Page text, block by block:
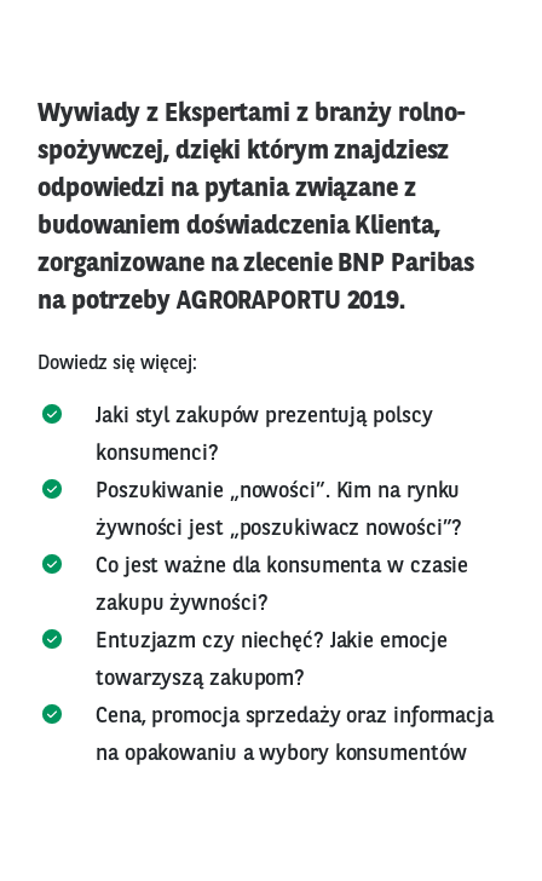
Wywiady z Ekspertami z branży rolno-
spożywczej, dzięki którym znajdziesz
odpowiedzi na pytania związane z
budowaniem doświadczenia Klienta,
zorganizowane na zlecenie BNP Paribas
na potrzeby AGRORAPORTU 2019.
Dowiedz się więcej:
Jaki styl zakupów prezentują polscy
konsumenci?
Poszukiwanie „nowości”. Kim na rynku
żywności jest „poszukiwacz nowości”?
Co jest ważne dla konsumenta w czasie
zakupu żywności?
Entuzjazm czy niechęć? Jakie emocje
towarzyszą zakupom?
Cena, promocja sprzedaży oraz informacja
na opakowaniu a wybory konsumentów